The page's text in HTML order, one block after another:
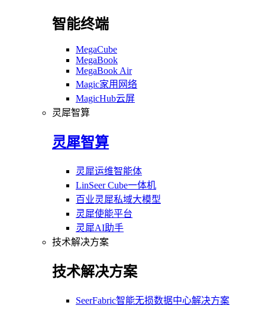
智能终端
MegaCube
MegaBook
MegaBook Air
Magic家用网络
MagicHub云屏
灵犀智算
灵犀智算
灵犀运维智能体
LinSeer Cube一体机
百业灵犀私域大模型
灵犀使能平台
灵犀AI助手
技术解决方案
技术解决方案
SeerFabric智能无损数据中心解决方案